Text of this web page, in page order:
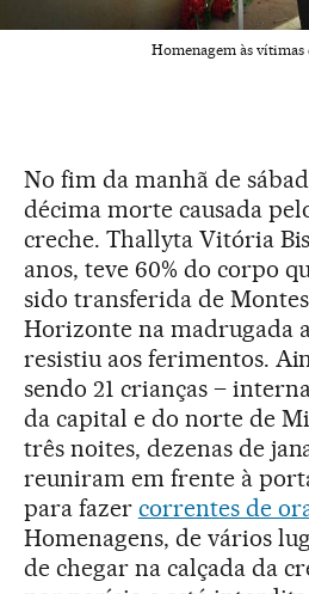
Homenagem às
No fim da manhã de
décima morte causada
creche. Thallyta Vitória
anos, teve 60% do corpo
sido transferida de
Horizonte na madrugada
resistiu aos ferimentos.
sendo 21 crianças –
da capital e do norte de
três noites, dezenas de
reuniram em frente à
para fazer correntes de
Homenagens, de vários
de chegar na calçada da